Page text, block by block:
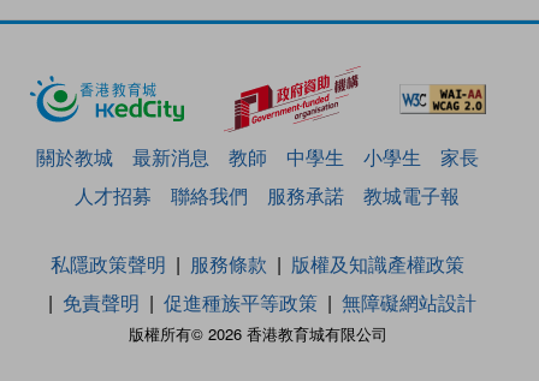
關於教城 最新消息 教師 中學生 小學生
家長
人才招募
聯絡我們 服務承諾 教城電子報
版權所有© 2026 香港教育城有限公司
私隱政策聲明 服務條款
版權及知識產權政策
免責聲明
促進種族平等政策 無障礙網站設計